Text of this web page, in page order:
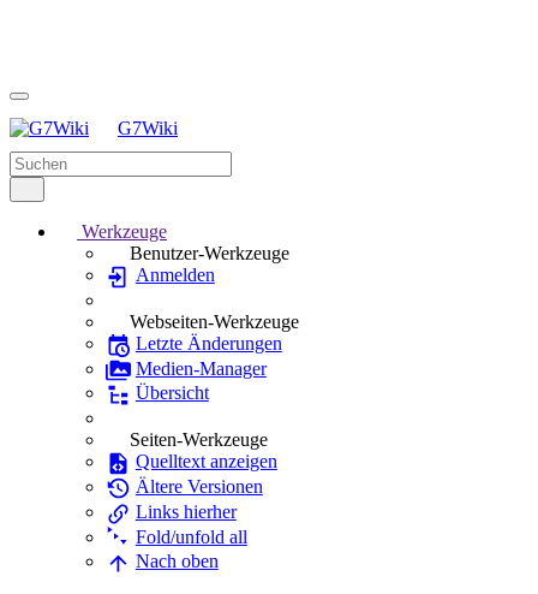
G7Wiki
Werkzeuge
Benutzer-Werkzeuge
Anmelden
Webseiten-Werkzeuge
Letzte Änderungen
Medien-Manager
Übersicht
Seiten-Werkzeuge
Quelltext anzeigen
Ältere Versionen
Links hierher
Fold/unfold all
Nach oben